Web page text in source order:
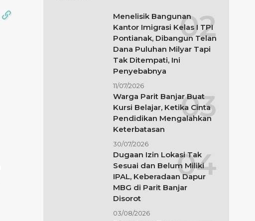
Menelisik Bangunan
Kantor Imigrasi Kelas I TPI
Pontianak, Dibangun Telan
Dana Puluhan Milyar Tapi
Tak Ditempati, Ini
Penyebabnya
11/07/2026
Warga Parit Banjar Buat
Kursi Belajar, Ketika Cinta
Pendidikan Mengalahkan
Keterbatasan
30/07/2026
Dugaan Izin Lokasi Tak
Sesuai dan Belum Miliki
IPAL, Keberadaan Dapur
MBG di Parit Banjar
Disorot
03/08/2026